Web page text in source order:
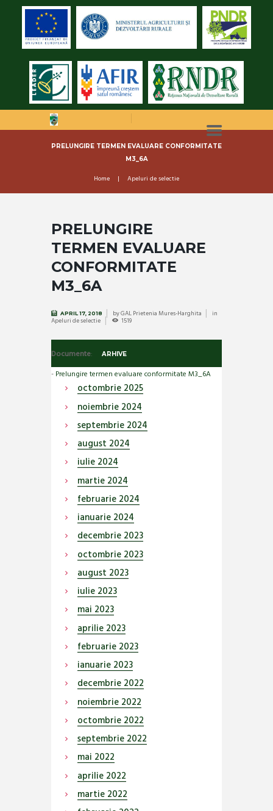
PRELUNGIRE TERMEN EVALUARE CONFORMITATE
M3_6A
Home Apeluri de selectie
PRELUNGIRE
TERMEN EVALUARE
CONFORMITATE
M3_6A
APRIL 17, 2018 byGAL Prietenia Mures-Harghita in
Apeluri de selectie 1519
Documente:
- Prelungire termen evaluare conformitate M3_6A
ARHIVE
octombrie 2025
noiembrie 2024
septembrie 2024
august 2024
iulie 2024
martie 2024
februarie 2024
ianuarie 2024
decembrie 2023
octombrie 2023
august 2023
iulie 2023
mai 2023
aprilie 2023
februarie 2023
ianuarie 2023
decembrie 2022
noiembrie 2022
octombrie 2022
septembrie 2022
mai 2022
aprilie 2022
martie 2022